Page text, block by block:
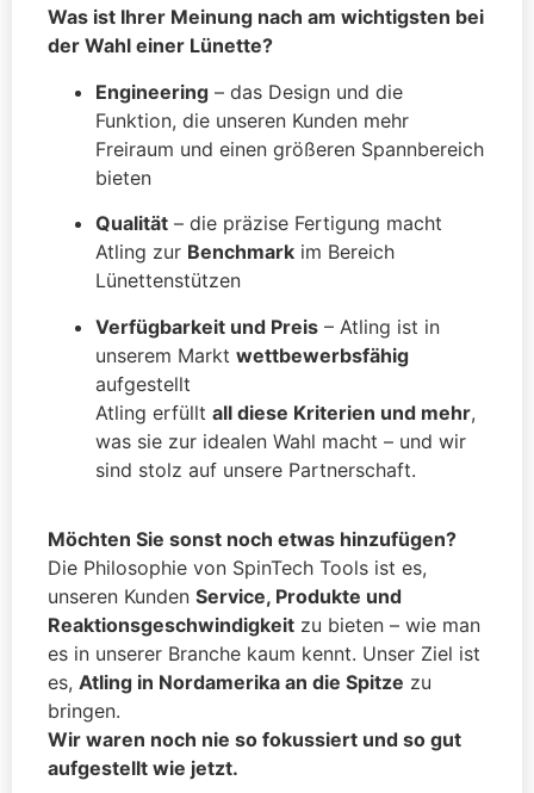
Was ist Ihrer Meinung nach am wichtigsten bei
der Wahl einer Lünette?
Engineering – das Design und die
Funktion, die unseren Kunden mehr
Freiraum und einen größeren Spannbereich
bieten
Qualität – die präzise Fertigung macht
Atling zur Benchmark im Bereich
Lünettenstützen
Verfügbarkeit und Preis – Atling ist in
unserem Markt wettbewerbsfähig
aufgestellt
Atling erfüllt all diese Kriterien und mehr,
was sie zur idealen Wahl macht – und wir
sind stolz auf unsere Partnerschaft.
Möchten Sie sonst noch etwas hinzufügen?
Die Philosophie von SpinTech Tools ist es,
unseren Kunden Service, Produkte und
Reaktionsgeschwindigkeit zu bieten – wie man
es in unserer Branche kaum kennt. Unser Ziel ist
es, Atling in Nordamerika an die Spitze zu
bringen.
Wir waren noch nie so fokussiert und so gut
aufgestellt wie jetzt.